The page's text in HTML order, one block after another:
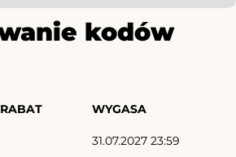
kodów
RABAT WYGASA
31.07.2027 23:59